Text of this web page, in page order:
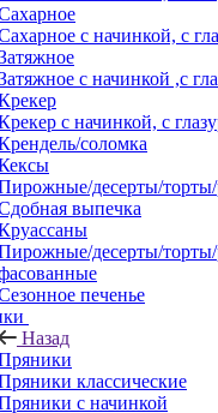
с начинкой, с
с начинкой ,с
с начинкой, с
соломка
десерты/торты/
выпечка
десерты/
печенье
Назад
классические
с начинкой